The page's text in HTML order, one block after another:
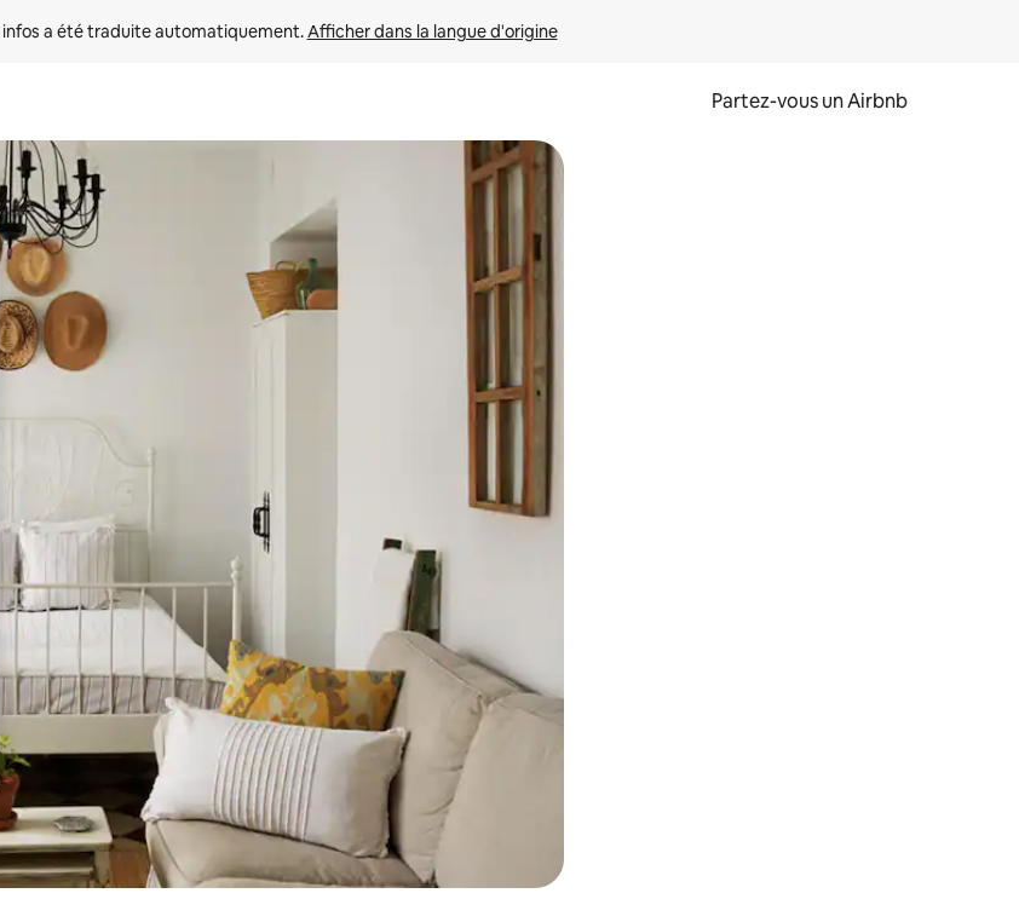
infos a été traduite automatiquement. Afficher dans la langue d'origine
Partez-vous un Airbnb
flèches vers le haut et vers le bas, ou en appuyant dessus et en les faisant glisser.